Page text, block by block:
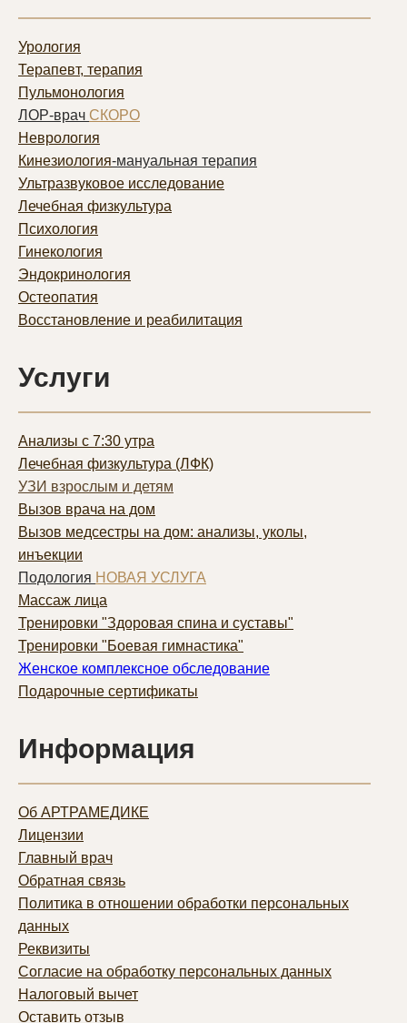
Урология
Терапевт, терапия
Пульмонология
ЛОР-врач СКОРО
Неврология
Кинезиология-мануальная терапия
Ультразвуковое исследование
Лечебная физкультура
Психология
Гинекология
Эндокринология
Остеопатия
Восстановление и реабилитация
Услуги
Анализы с 7:30 утра
Лечебная физкультура (ЛФК)
УЗИ взрослым и детям
Вызов врача на дом
Вызов медсестры на дом: анализы, уколы,
инъекции
Подология НОВАЯ УСЛУГА
Массаж лица
Тренировки "Здоровая спина и суставы"
Тренировки "Боевая гимнастика"
Женское комплексное обследование
Подарочные сертификаты
Информация
Об АРТРАМЕДИКЕ
Лицензии
Главный врач
Обратная связь
Политика в отношении обработки персональных
данных
Реквизиты
Согласие на обработку персональных данных
Налоговый вычет
Оставить отзыв